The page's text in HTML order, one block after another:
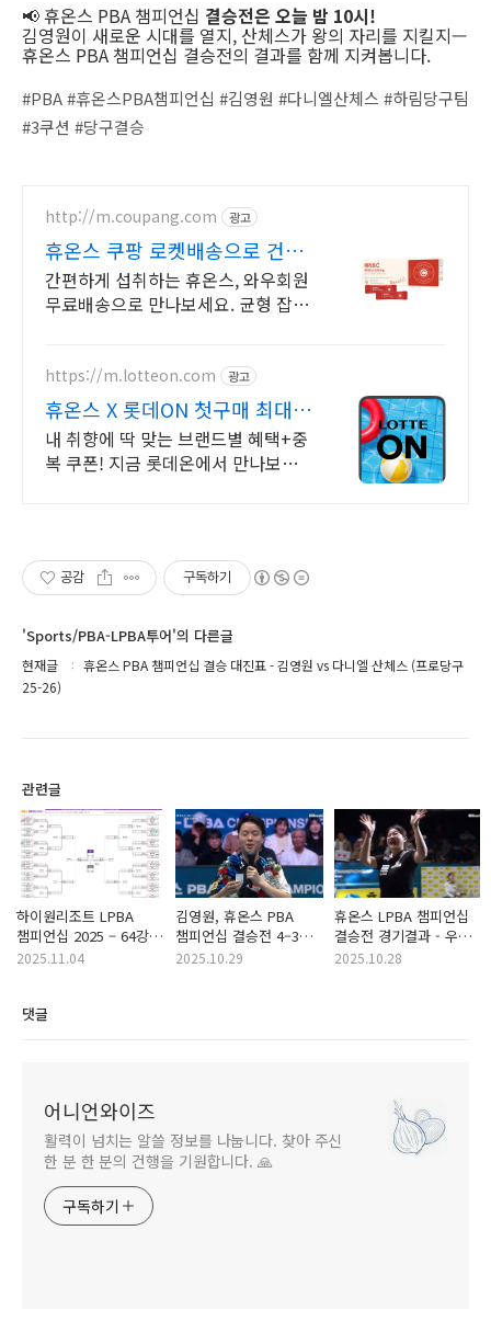
📢 휴온스 PBA 챔피언십 결승전은 오늘 밤 10시!
김영원이 새로운 시대를 열지, 산체스가 왕의 자리를 지킬지—
휴온스 PBA 챔피언십 결승전의 결과를 함께 지켜봅니다.
#PBA #휴온스PBA챔피언십 #김영원 #다니엘산체스 #하림당구팀
#3쿠션 #당구결승
http://m.coupang.com 광고
휴온스 쿠팡 로켓배송으로 건강
챙기세요
간편하게 섭취하는 휴온스, 와우회원
무료배송으로 만나보세요. 균형 잡힌
https://m.lotteon.com 광고
휴온스 X 롯데ON 첫구매 최대 5
천원 혜택!
내 취향에 딱 맞는 브랜드별 혜택+중
복 쿠폰! 지금 롯데온에서 만나보세
공감 구독하기
'Sports/PBA-LPBA투어'의 다른글
현재글
휴온스 PBA 챔피언십 결승 대진표 - 김영원 vs 다니엘 산체스 (프로당구
25-26)
관련글
하이원리조트 LPBA
챔피언십 2025 – 64강
경기결과 및 32강
2025.11.04
김영원, 휴온스 PBA
챔피언십 결승전 4–3
역전승…통산 두 번째
2025.10.29
휴온스 LPBA 챔피언십
결승전 경기결과 - 우승
김민아 준우승 김상아
2025.10.28
댓글
어니언와이즈
활력이 넘치는 알쓸 정보를 나눕니다. 찾아 주신
한 분 한 분의 건행을 기원합니다. 🙏
구독하기